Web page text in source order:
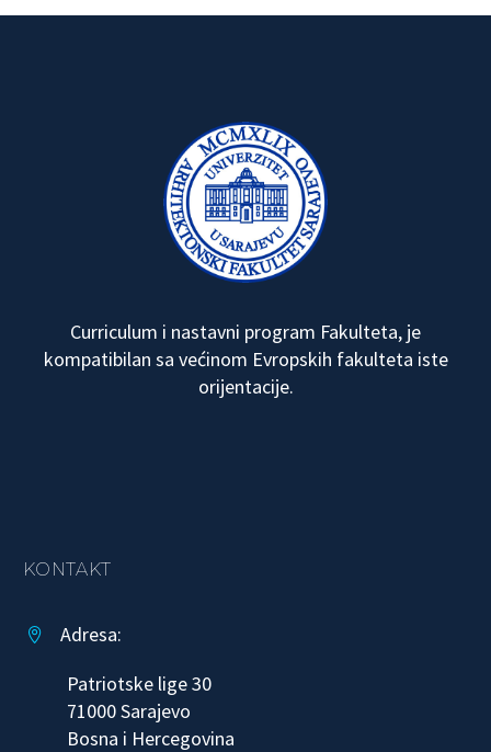
Curriculum i nastavni program Fakulteta, je
kompatibilan sa većinom Evropskih fakulteta iste
orijentacije.
KONTAKT


Adresa:
Patriotske lige 30
71000 Sarajevo
Bosna i Hercegovina